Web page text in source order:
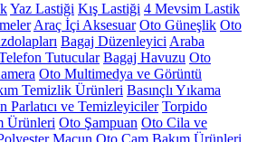
Yaz Lastiği Kış Lastiği 4 Mevsim Lastik
Araç İçi Aksesuar Oto Güneşlik Oto
Bagaj Düzenleyici Araba
Tutucular Bagaj Havuzu Oto
Oto Multimedya ve Görüntü
Temizlik Ürünleri Basınçlı Yıkama
Parlatıcı ve Temizleyiciler Torpido
Ürünleri Oto Şampuan Oto Cila ve
Macun Oto Cam Bakım Ürünleri